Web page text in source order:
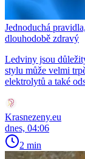
Jednoduchá
dlouhodobě zdravý
Ledviny jsou
stylu může velmi
elektrolytů a také
Krasnezeny.eu
dnes, 04:06
2 min